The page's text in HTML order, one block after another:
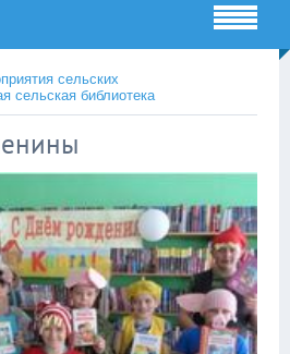
сельских
сельская библиотека